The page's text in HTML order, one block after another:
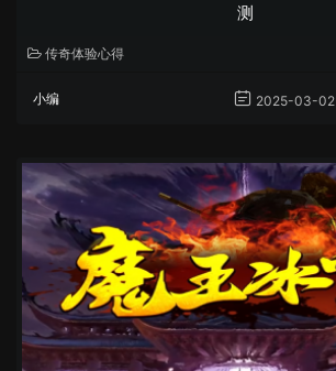
测
传奇体验心得
小编
2025-03-02